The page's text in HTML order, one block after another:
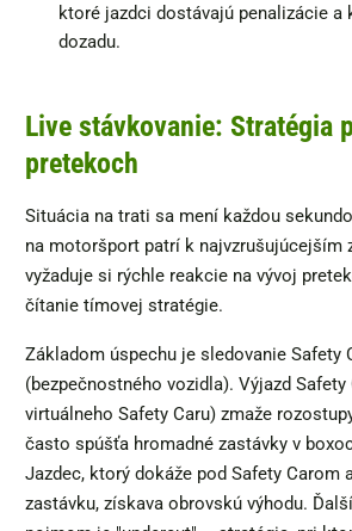
ktoré jazdci dostávajú penalizácie a
dozadu.
Live stávkovanie: Stratégia
pretekoch
Situácia na trati sa mení každou
na motoršport patrí k najvzrušujúcejším
vyžaduje si rýchle reakcie na vývoj
čítanie tímovej stratégie.
Základom úspechu je sledovanie Safety
(bezpečnostného vozidla). Výjazd Safety
virtuálneho Safety Caru) zmaže
často spúšťa hromadné zastávky v
Jazdec, ktorý dokáže pod Safety Carom
zastávku, získava obrovskú výhodu.